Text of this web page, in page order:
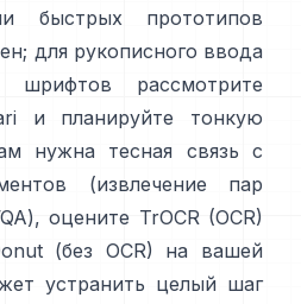
быстрых прототипов
для рукописного ввода
шрифтов рассмотрите
и планируйте тонкую
нужна тесная связь с
(извлечение пар
оцените TrOCR (OCR)
(без OCR) на вашей
устранить целый шаг